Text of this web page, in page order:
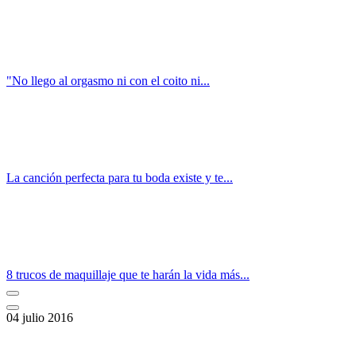
"No llego al orgasmo ni con el coito ni...
La canción perfecta para tu boda existe y te...
8 trucos de maquillaje que te harán la vida más...
04 julio 2016